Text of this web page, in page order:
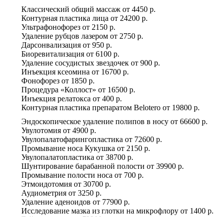
Классический общий массаж от 4450 р.
Контурная пластика лица от 24200 р.
Ультрафонофорез от 2150 р.
Удаление рубцов лазером от 2750 р.
Дарсонвализация от 950 р.
Биоревитализация от 6100 р.
Удаление сосудистых звездочек от 900 р.
Инъекция ксеомина от 16700 р.
Фонофорез от 1850 р.
Процедура «Коллост» от 16500 р.
Инъекция релатокса от 400 р.
Контурная пластика препаратом Belotero от 19800 р.
Эндоскопическое удаление полипов в носу от 66600 р.
Увулотомия от 4900 р.
Увулопалатофарингопластика от 72600 р.
Промывание носа Кукушка от 2150 р.
Увулопалатопластика от 38700 р.
Шунтирование барабанной полости от 39900 р.
Промывание полости носа от 700 р.
Этмоидотомия от 30700 р.
Аудиометрия от 3250 р.
Удаление аденоидов от 77900 р.
Исследование мазка из глотки на микрофлору от 1400 р.